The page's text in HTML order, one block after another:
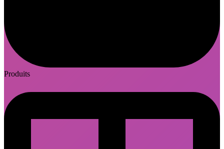
Produits